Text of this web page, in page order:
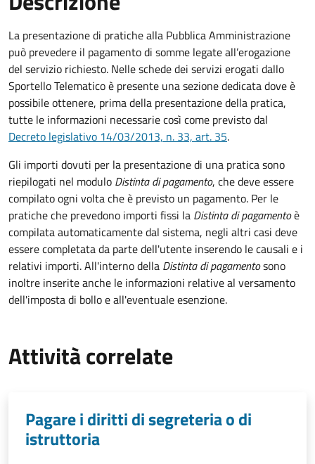
La presentazione di pratiche alla Pubblica Amministrazione
può prevedere il pagamento di somme legate all’erogazione
del servizio richiesto. Nelle schede dei servizi erogati dallo
Sportello Telematico è presente una sezione dedicata dove è
possibile ottenere, prima della presentazione della pratica,
tutte le informazioni necessarie così come previsto dal
Decreto legislativo 14/03/2013, n. 33, art. 35.
Gli importi dovuti per la presentazione di una pratica sono
riepilogati nel modulo Distinta di pagamento, che deve essere
compilato ogni volta che è previsto un pagamento. Per le
pratiche che prevedono importi fissi la Distinta di pagamentoè
compilata automaticamente dal sistema, negli altri casi deve
essere completata da parte dell'utente inserendo le causali e i
relativi importi.All'interno della Distinta di pagamentosono
inoltre inserite anche le informazioni relative al versamento
dell'imposta di bollo e all'eventuale esenzione.
Attività correlate
Pagare i diritti di segreteria o di
istruttoria